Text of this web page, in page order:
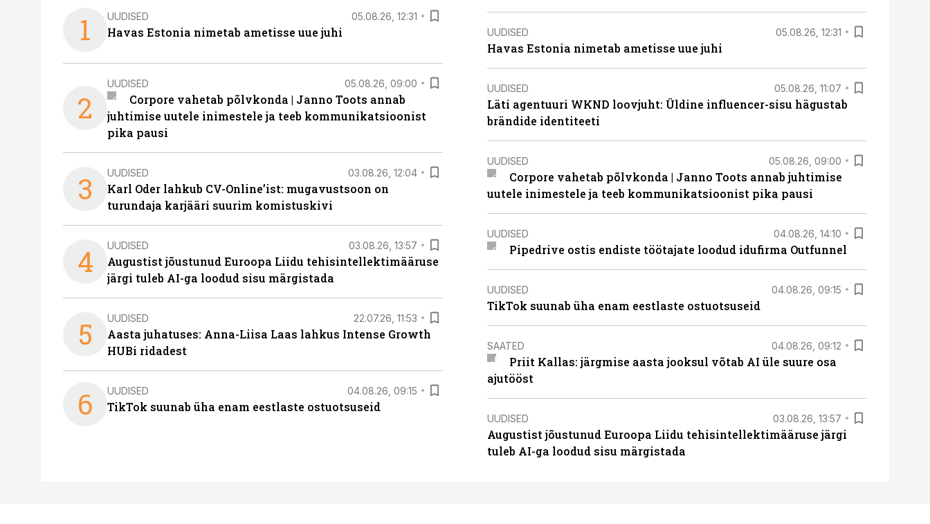
1 UUDISED 05.08.26, 12:31
Havas Estonia nimetab ametisse uue juhi
2
UUDISED 05.08.26, 09:00
Corpore vahetab põlvkonda | Janno Toots annab
juhtimise uutele inimestele ja teeb kommunikatsioonist
pika pausi
3 UUDISED 03.08.26, 12:04
Karl Oder lahkub CV-Online’ist: mugavustsoon on
turundaja karjääri suurim komistuskivi
4 UUDISED 03.08.26, 13:57
Augustist jõustunud Euroopa Liidu tehisintellektimääruse
järgi tuleb AI-ga loodud sisu märgistada
5 UUDISED 22.07.26, 11:53
Aasta juhatuses: Anna-Liisa Laas lahkus Intense Growth
HUBi ridadest
6 UUDISED 04.08.26, 09:15
TikTok suunab üha enam eestlaste ostuotsuseid
UUDISED 05.08.26, 12:31
Havas Estonia nimetab ametisse uue juhi
UUDISED 05.08.26, 11:07
Läti agentuuri WKND loovjuht: Üldine influencer-sisu hägustab
brändide identiteeti
UUDISED 05.08.26, 09:00
Corpore vahetab põlvkonda | Janno Toots annab juhtimise
uutele inimestele ja teeb kommunikatsioonist pika pausi
UUDISED 04.08.26, 14:10
Pipedrive ostis endiste töötajate loodud idufirma Outfunnel
UUDISED 04.08.26, 09:15
TikTok suunab üha enam eestlaste ostuotsuseid
SAATED 04.08.26, 09:12
Priit Kallas: järgmise aasta jooksul võtab AI üle suure osa
ajutööst
UUDISED 03.08.26, 13:57
Augustist jõustunud Euroopa Liidu tehisintellektimääruse järgi
tuleb AI-ga loodud sisu märgistada